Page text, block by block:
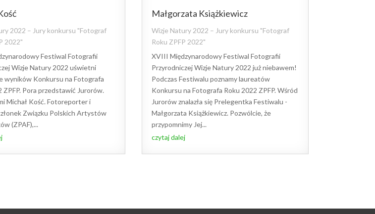
2022 – Jury konkursu "Fotograf
2022"
Festiwal Fotografii
Wizje Natury 2022 uświetni
wyników Konkursu na Fotografa
ZPFP. Pora przedstawić Jurorów.
Michał Kość. Fotoreporter i
Związku Polskich Artystów
(ZPAF),...
Małgorzata Książkiewicz
Wizje Natury 2022 – Jury konkursu "Fotograf
Roku ZPFP 2022"
XVIII Międzynarodowy Festiwal Fotografii
Przyrodniczej Wizje Natury 2022 już niebawem!
Podczas Festiwalu poznamy laureatów
Konkursu na Fotografa Roku 2022 ZPFP. Wśród
Jurorów znalazła się Prelegentka Festiwalu -
Małgorzata Książkiewicz. Pozwólcie, że
przypomnimy Jej...
czytaj dalej